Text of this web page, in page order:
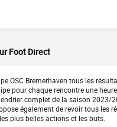
Foot Direct
OSC Bremerhaven tous les
pour chaque rencontre une
complet de la saison 2023/
également de revoir tous les
plus belles actions et les buts.